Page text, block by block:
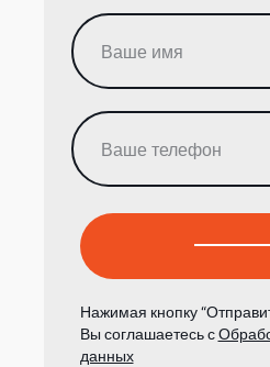
Нажимая кнопку
Вы соглашаетесь с
данных